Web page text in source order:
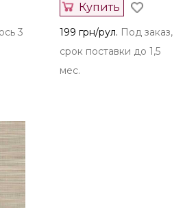
3
Купить
199 грн/рул. Под заказ,
срок поставки до 1,5
мес.